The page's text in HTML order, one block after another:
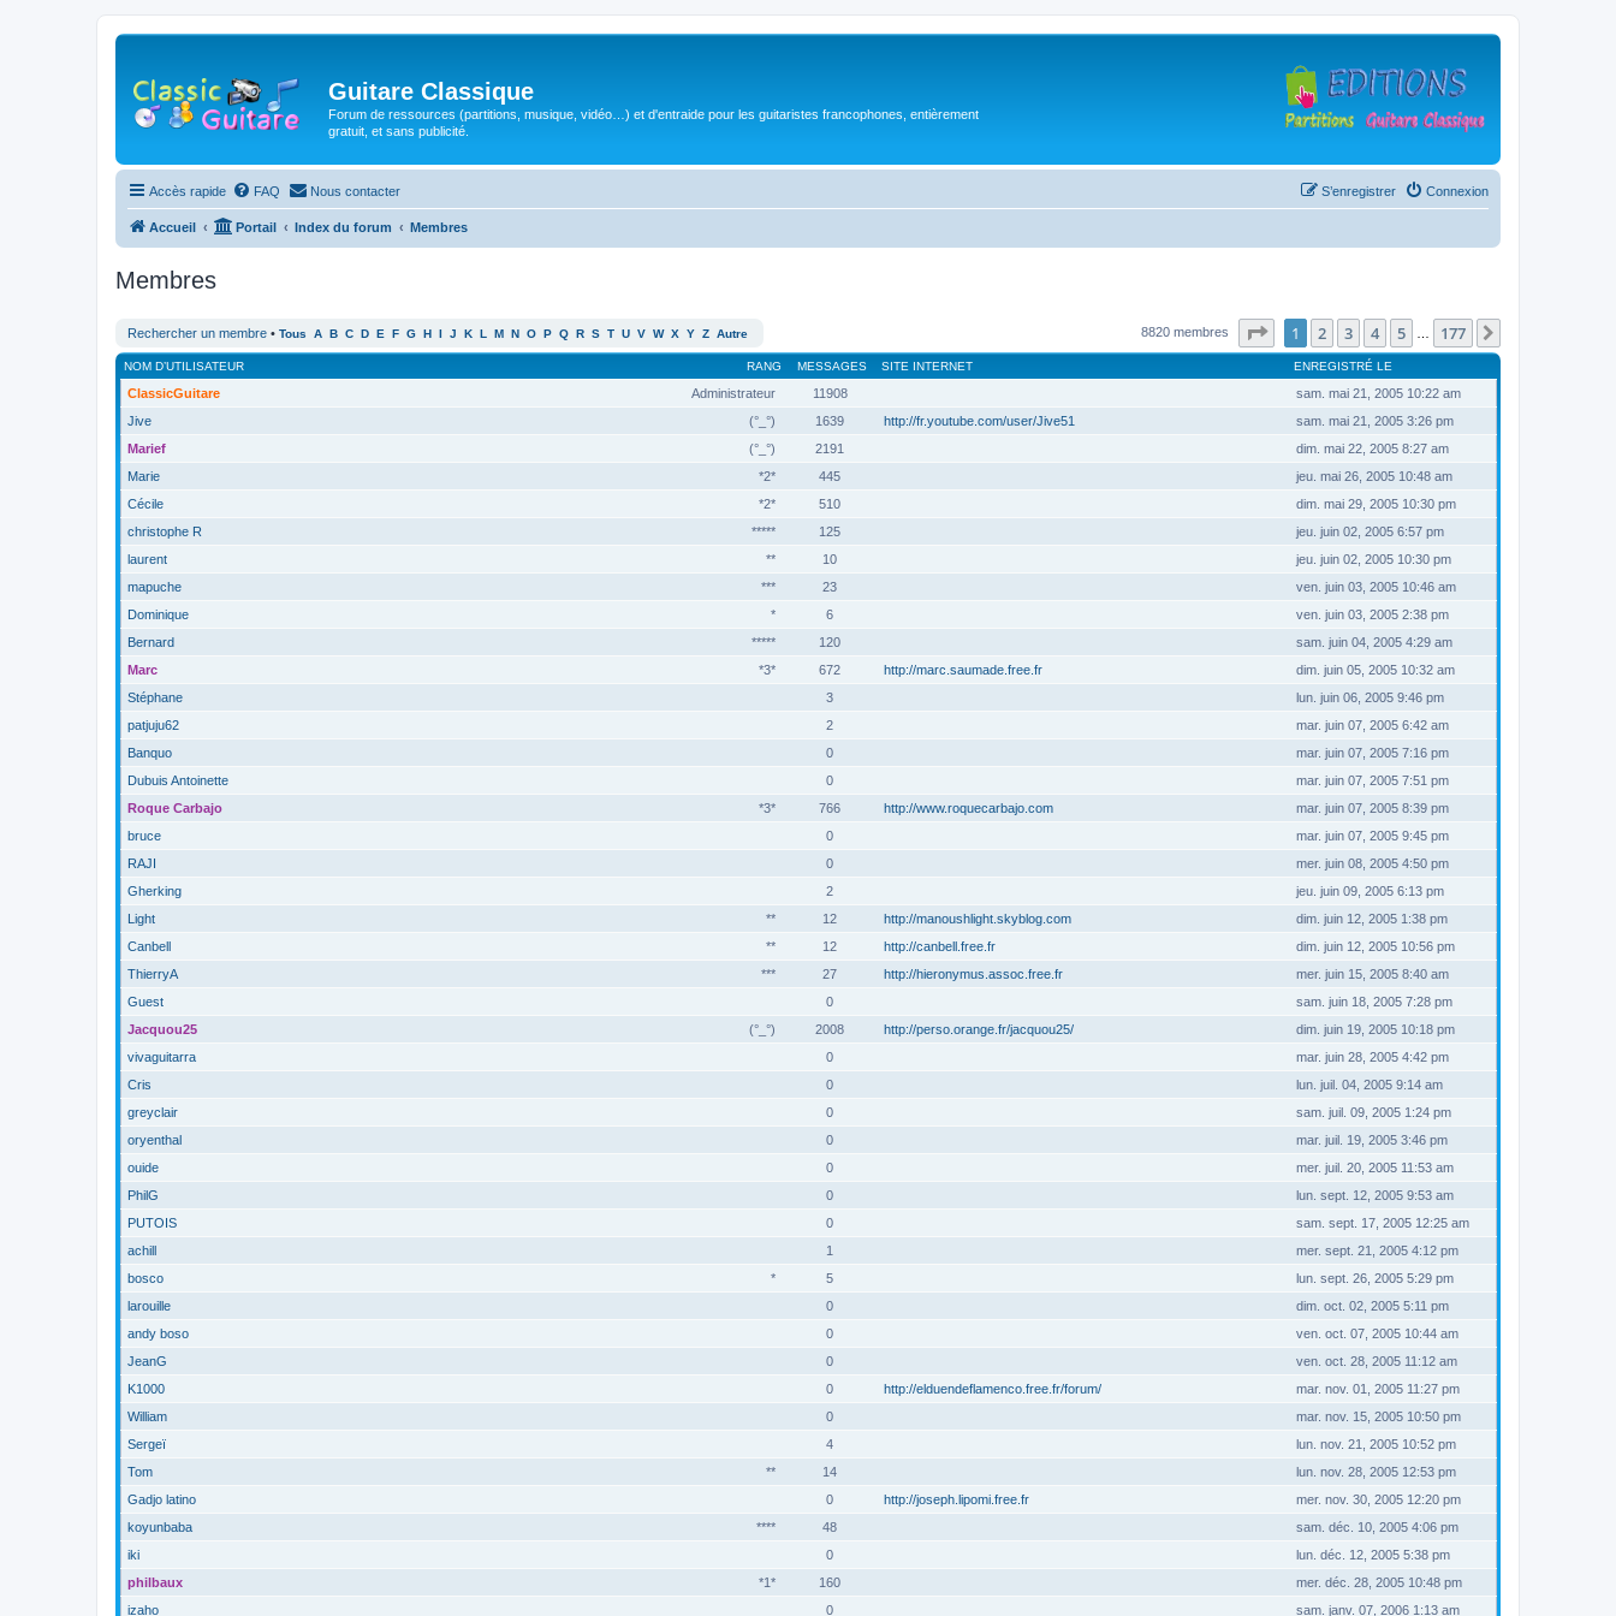
Guitare Classique
Forum de ressources (partitions, musique, vidéo…) et d'entraide pour les guitaristes francophones, entièrement
gratuit, et sans publicité.
Accès rapide FAQ Nous contacter Connexion
S’enregistrer
Accueil Portail Index du forum Membres
Membres
Rechercher un membre • Tous A B C D E F G H I J K L M N O P Q R S T U V W X Y Z Autre 8820 membres Page sur177
1 2 3 4 5 177
RANG
NOM D’UTILISATEUR MESSAGES SITE INTERNET ENREGISTRÉ LE
Administrateur
ClassicGuitare 11908
sam. mai 21, 2005 10:22 am
(°_°)
Jive 1639 http://fr.youtube.com/user/Jive51
sam. mai 21, 2005 3:26 pm
(°_°)
Marief 2191
dim. mai 22, 2005 8:27 am
*2*
Marie 445
jeu. mai 26, 2005 10:48 am
*2*
Cécile 510
dim. mai 29, 2005 10:30 pm
*****
christophe R 125
jeu. juin 02, 2005 6:57 pm
**
laurent 10
jeu. juin 02, 2005 10:30 pm
***
mapuche 23
ven. juin 03, 2005 10:46 am
*
Dominique 6
ven. juin 03, 2005 2:38 pm
*****
Bernard 120
sam. juin 04, 2005 4:29 am
*3*
Marc 672 http://marc.saumade.free.fr
dim. juin 05, 2005 10:32 am
Stéphane
3
lun. juin 06, 2005 9:46 pm
patjuju62
2
mar. juin 07, 2005 6:42 am
Banquo
0
mar. juin 07, 2005 7:16 pm
Dubuis Antoinette
0
mar. juin 07, 2005 7:51 pm
*3*
Roque Carbajo 766 http://www.roquecarbajo.com
mar. juin 07, 2005 8:39 pm
bruce
0
mar. juin 07, 2005 9:45 pm
RAJI
0
mer. juin 08, 2005 4:50 pm
Gherking
2
jeu. juin 09, 2005 6:13 pm
**
Light 12 http://manoushlight.skyblog.com
dim. juin 12, 2005 1:38 pm
**
Canbell 12 http://canbell.free.fr
dim. juin 12, 2005 10:56 pm
***
ThierryA 27 http://hieronymus.assoc.free.fr
mer. juin 15, 2005 8:40 am
Guest
0
sam. juin 18, 2005 7:28 pm
(°_°)
Jacquou25 2008 http://perso.orange.fr/jacquou25/
dim. juin 19, 2005 10:18 pm
vivaguitarra
0
mar. juin 28, 2005 4:42 pm
Cris
0
lun. juil. 04, 2005 9:14 am
greyclair
0
sam. juil. 09, 2005 1:24 pm
oryenthal
0
mar. juil. 19, 2005 3:46 pm
ouide
0
mer. juil. 20, 2005 11:53 am
PhilG
0
lun. sept. 12, 2005 9:53 am
PUTOIS
0
sam. sept. 17, 2005 12:25 am
achill
1
mer. sept. 21, 2005 4:12 pm
*
bosco 5
lun. sept. 26, 2005 5:29 pm
larouille
0
dim. oct. 02, 2005 5:11 pm
andy boso
0
ven. oct. 07, 2005 10:44 am
JeanG
0
ven. oct. 28, 2005 11:12 am
K1000
0 http://elduendeflamenco.free.fr/forum/
mar. nov. 01, 2005 11:27 pm
William
0
mar. nov. 15, 2005 10:50 pm
Sergeï
4
lun. nov. 21, 2005 10:52 pm
**
Tom 14
lun. nov. 28, 2005 12:53 pm
Gadjo latino
0 http://joseph.lipomi.free.fr
mer. nov. 30, 2005 12:20 pm
****
koyunbaba 48
sam. déc. 10, 2005 4:06 pm
iki
0
lun. déc. 12, 2005 5:38 pm
*1*
philbaux 160
mer. déc. 28, 2005 10:48 pm
izaho
0 sam. janv. 07, 2006 1:13 am